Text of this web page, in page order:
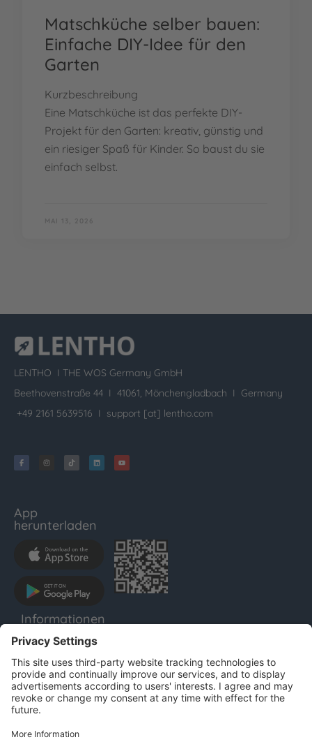
Matschküche selber bauen:
Einfache DIY-Idee für den
Garten
Kurzbeschreibung
Eine Matschküche ist das perfekte DIY-
Projekt für den Garten: kreativ, günstig und
ein riesiger Spaß für Kinder. So baust du sie
einfach selbst.
MAI 13, 2026
LENTHO I THE WOS Germany GmbH
Beethovenstraße 44 I 41061, Mönchengladbach I Germany
+49 2161 5639516 I support [at] lentho.com
App
herunterladen
Informationen
LENTHO
Impressum
Datenschutz
AGB
Für Unternehmen